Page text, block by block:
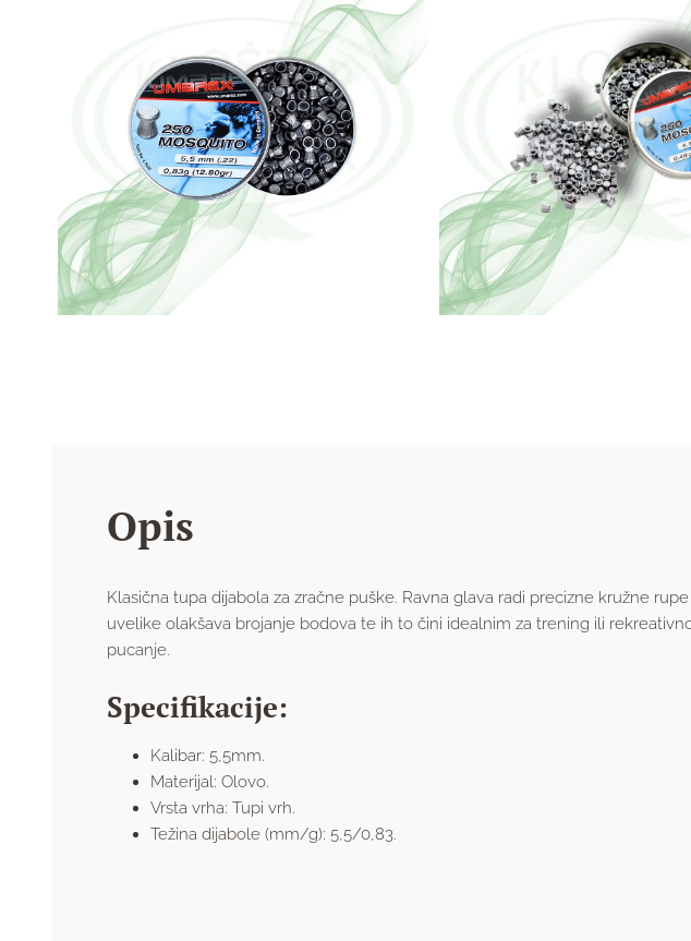
Opis
Klasična tupa dijabola za zračne puške. Ravna glava radi precizne kružne
uvelike olakšava brojanje bodova te ih to čini idealnim za trening ili
pucanje.
Specifikacije:
Kalibar: 5,5mm.
Materijal: Olovo.
Vrsta vrha: Tupi vrh.
Težina dijabole (mm/g): 5,5/0,83.